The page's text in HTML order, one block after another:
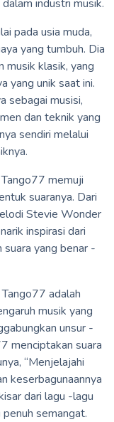
industri musik.
pada usia muda,
yang tumbuh. Dia
musik klasik, yang
yang unik saat ini.
sebagai musisi,
dan teknik yang
sendiri melalui
memuji
suaranya. Dari
Stevie Wonder
inspirasi dari
yang benar -
adalah
musik yang
unsur -
menciptakan suara
“Menjelajahi
keserbagunaannya
dari lagu -lagu
semangat.